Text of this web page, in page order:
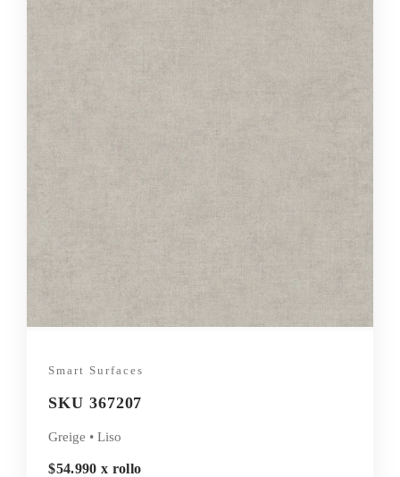
Smart Surfaces
SKU 367207
Greige • Liso
$54.990 x rollo